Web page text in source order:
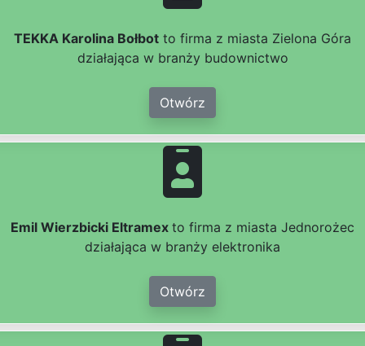
TEKKA Karolina Bołbot to firma z miasta Zielona Góra
działająca w branży budownictwo
Otwórz
Emil Wierzbicki Eltramex to firma z miasta Jednorożec
działająca w branży elektronika
Otwórz